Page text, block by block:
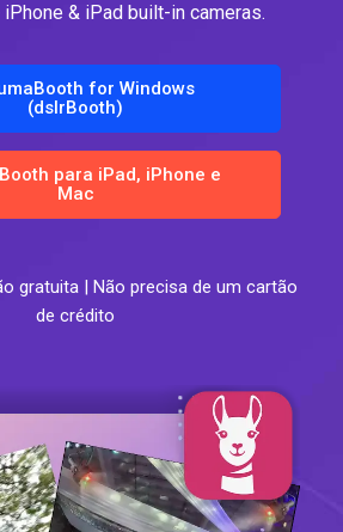
iPhone & iPad built-in cameras.
for Windows
(dslrBooth)
para iPad, iPhone e
Mac
gratuita | Não precisa de um cartão
de crédito